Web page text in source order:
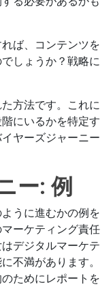
ば、コンテンツを
しょうか？戦略に
方法です。これに
にいるかを特定す
ヤーズジャーニー
ー: 例
うに進むかの例を
ーケティング責任
デジタルマーケテ
不満があります。
ためにレポートを